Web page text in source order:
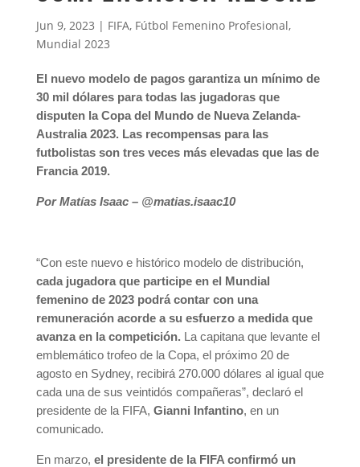
Jun 9, 2023 | FIFA, Fútbol Femenino Profesional,
Mundial 2023
El nuevo modelo de pagos garantiza un mínimo de
30 mil dólares para todas las jugadoras que
disputen la Copa del Mundo de Nueva Zelanda-
Australia 2023. Las recompensas para las
futbolistas son tres veces más elevadas que las de
Francia 2019.
Por Matías Isaac – @matias.isaac10
“Con este nuevo e histórico modelo de distribución,
cada jugadora que participe en el Mundial
femenino de 2023 podrá contar con una
remuneración acorde a su esfuerzo a medida que
avanza en la competición. La capitana que levante el
emblemático trofeo de la Copa, el próximo 20 de
agosto en Sydney, recibirá 270.000 dólares al igual que
cada una de sus veintidós compañeras”, declaró el
presidente de la FIFA, Gianni Infantino, en un
comunicado.
En marzo, el presidente de la FIFA confirmó un